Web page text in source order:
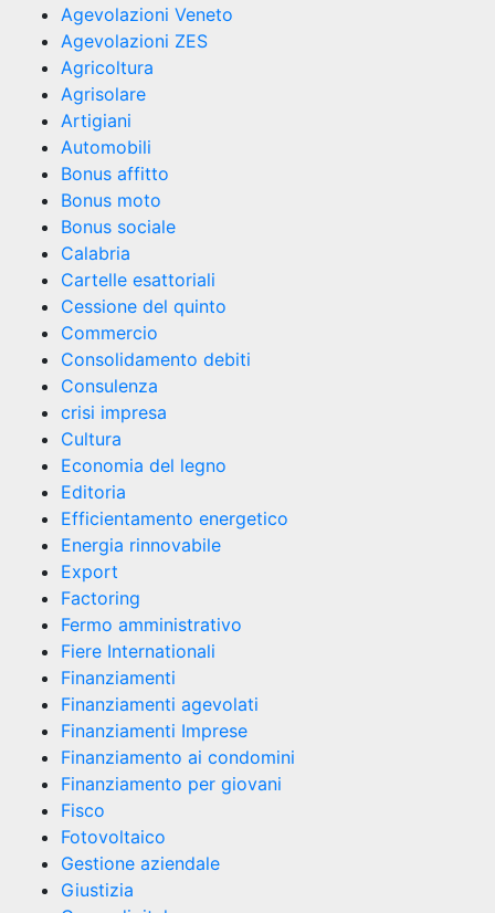
Agevolazioni Veneto
Agevolazioni ZES
Agricoltura
Agrisolare
Artigiani
Automobili
Bonus affitto
Bonus moto
Bonus sociale
Calabria
Cartelle esattoriali
Cessione del quinto
Commercio
Consolidamento debiti
Consulenza
crisi impresa
Cultura
Economia del legno
Editoria
Efficientamento energetico
Energia rinnovabile
Export
Factoring
Fermo amministrativo
Fiere Internationali
Finanziamenti
Finanziamenti agevolati
Finanziamenti Imprese
Finanziamento ai condomini
Finanziamento per giovani
Fisco
Fotovoltaico
Gestione aziendale
Giustizia